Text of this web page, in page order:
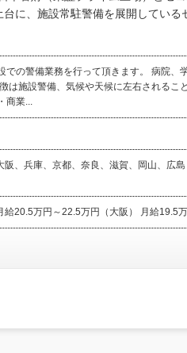
に、施設常駐警備を展開してい
での警備業務を行って頂きます。 病院、
は施設警備、気候や天候に左右されるこ
商業...
阪、兵庫、京都、奈良、滋賀、岡山、広
給20.5万円～22.5万円（大阪） 月給19.5